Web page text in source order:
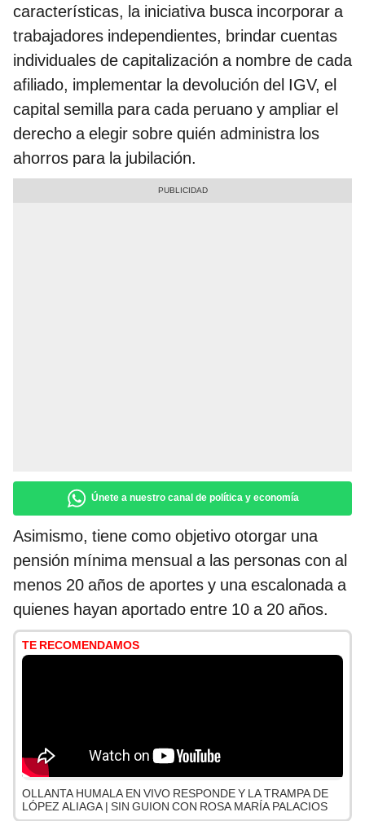
características, la iniciativa busca incorporar a
trabajadores independientes, brindar cuentas
individuales de capitalización a nombre de cada
afiliado, implementar la devolución del IGV, el
capital semilla para cada peruano y ampliar el
derecho a elegir sobre quién administra los
ahorros para la jubilación.
Únete a nuestro canal de política y economía
Asimismo, tiene como objetivo otorgar una
pensión mínima mensual a las personas con al
menos 20 años de aportes y una escalonada a
quienes hayan aportado entre 10 a 20 años.
TE RECOMENDAMOS
OLLANTA HUMALA EN VIVO RESPONDE Y LA TRAMPA DE
LÓPEZ ALIAGA | SIN GUION CON ROSA MARÍA PALACIOS